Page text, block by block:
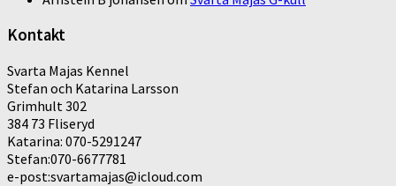
Kontakt
Svarta Majas Kennel
Stefan och Katarina Larsson
Grimhult 302
384 73 Fliseryd
Katarina: 070-5291247
Stefan:070-6677781
e-post:svartamajas@icloud.com